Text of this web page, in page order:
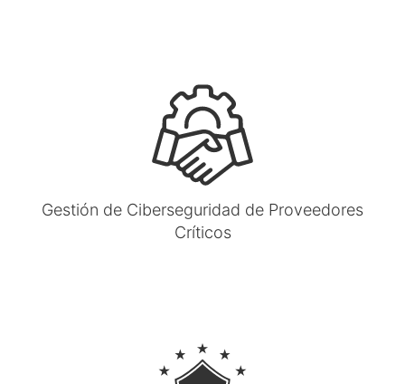
Gestión de Ciberseguridad de Proveedores
Críticos